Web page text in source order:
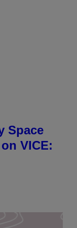
Space
VICE: